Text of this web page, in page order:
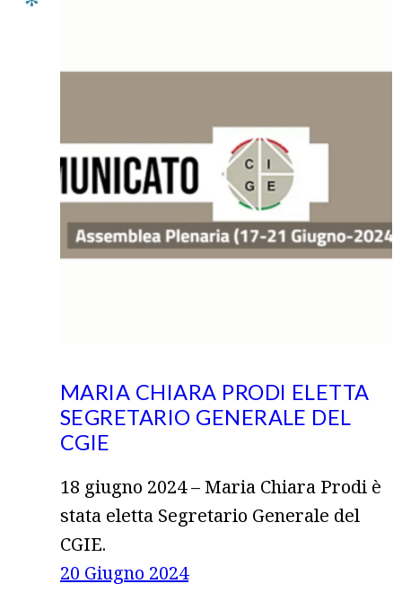
MARIA CHIARA PRODI ELETTA
SEGRETARIO GENERALE DEL
CGIE
18 giugno 2024 – Maria Chiara Prodi è
stata eletta Segretario Generale del
CGIE.
20 Giugno 2024